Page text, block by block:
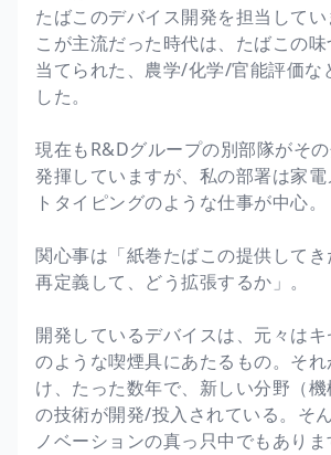
たばこのデバイス開発を担当して
こが主流だった時代は、たばこの
当てられた、農学/化学/官能評価な
した。
現在もR&Dグループの別部隊がそ
発揮していますが、私の部署は家電
トタイピングのような仕事が中心。
関心事は「紙巻たばこの提供してき
再定義して、どう拡張するか」。
開発しているデバイスは、元々は
のような喫煙具にあたるもの。そ
け、たった数年で、新しい分野（機
の技術が開発/投入されている。そ
ノベーションの真っ只中でもありま